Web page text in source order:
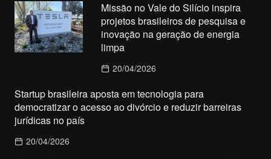
Missão no Vale do Silício inspira
projetos brasileiros de pesquisa e
inovação na geração de energia
limpa
20/04/2026
Startup brasileira aposta em tecnologia para
democratizar o acesso ao divórcio e reduzir barreiras
jurídicas no país
20/04/2026